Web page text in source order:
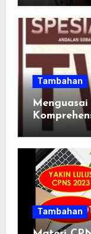
Tambahan
Tambahan